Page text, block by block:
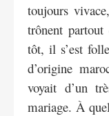
toujours
trônent
tôt, il s’est
d’origine
voyait d’un
mariage. À